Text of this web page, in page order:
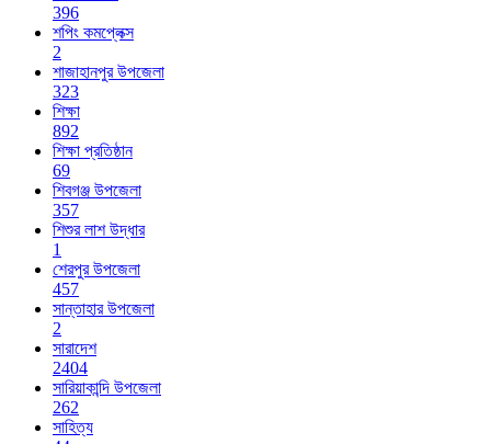
396
শপিং কমপ্লেক্স
2
শাজাহানপুর উপজেলা
323
শিক্ষা
892
শিক্ষা প্রতিষ্ঠান
69
শিবগঞ্জ উপজেলা
357
শিশুর লাশ উদ্ধার
1
শেরপুর উপজেলা
457
সান্তাহার উপজেলা
2
সারাদেশ
2404
সারিয়াকান্দি উপজেলা
262
সাহিত্য